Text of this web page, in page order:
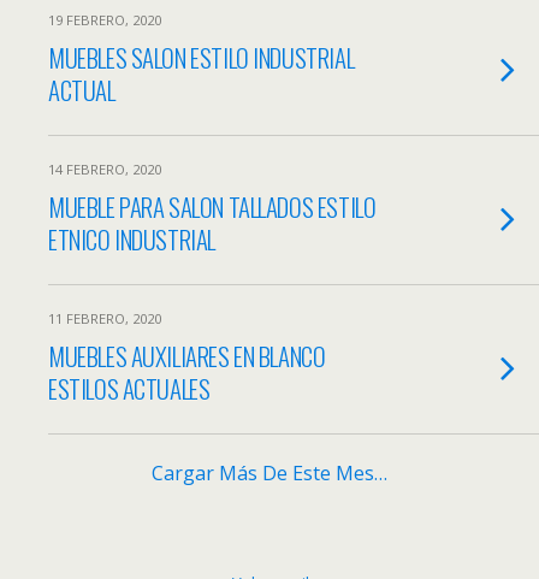
19 FEBRERO, 2020
MUEBLES SALON ESTILO INDUSTRIAL
ACTUAL
14 FEBRERO, 2020
MUEBLE PARA SALON TALLADOS ESTILO
ETNICO INDUSTRIAL
11 FEBRERO, 2020
MUEBLES AUXILIARES EN BLANCO
ESTILOS ACTUALES
Cargar Más De Este Mes…